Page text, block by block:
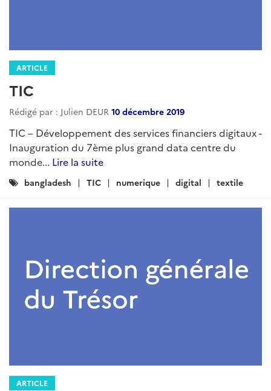
ARTICLE
TIC
Rédigé par : Julien DEUR 10 décembre 2019
TIC – Développement des services financiers digitaux -
Inauguration du 7ème plus grand data centre du
monde... Lire la suite
Catégories
bangladesh TIC numerique digital textile
ARTICLE